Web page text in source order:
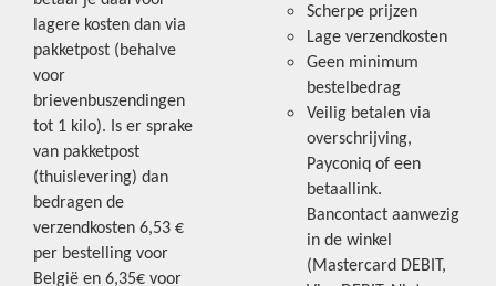
lagere kosten dan via
pakketpost (behalve
voor
brievenbuszendingen
tot 1 kilo). Is er sprake
van pakketpost
(thuislevering) dan
bedragen de
verzendkosten 6,53 €
per bestelling voor
België en 6,35€ voor
Scherpe prijzen
Lage verzendkosten
Geen minimum
bestelbedrag
Veilig betalen via
overschrijving,
Payconiq of een
betaallink.
Bancontact aanwezig
in de winkel
(Mastercard DEBIT,